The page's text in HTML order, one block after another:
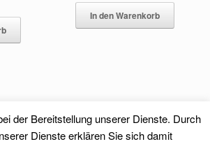
In den Warenkorb
der Bereitstellung unserer Dienste. Durch
Dienste erklären Sie sich damit